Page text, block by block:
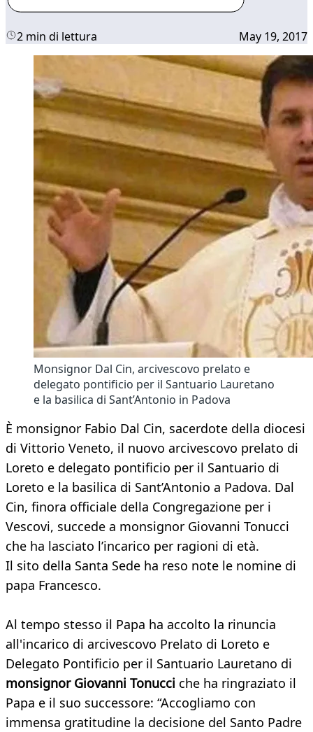
2 min di lettura May 19, 2017
Monsignor Dal Cin, arcivescovo prelato e
delegato pontificio per il Santuario Lauretano
e la basilica di Sant’Antonio in Padova
È monsignor Fabio Dal Cin, sacerdote della diocesi
di Vittorio Veneto, il nuovo arcivescovo prelato di
Loreto e delegato pontificio per il Santuario di
Loreto e la basilica di Sant’Antonio a Padova. Dal
Cin, finora officiale della Congregazione per i
Vescovi, succede a monsignor Giovanni Tonucci
che ha lasciato l’incarico per ragioni di età.
Il sito della Santa Sede ha reso note le nomine di
papa Francesco.
Al tempo stesso il Papa ha accolto la rinuncia
all'incarico di arcivescovo Prelato di Loreto e
Delegato Pontificio per il Santuario Lauretano di
monsignor Giovanni Tonucci che ha ringraziato il
Papa e il suo successore: “Accogliamo con
immensa gratitudine la decisione del Santo Padre